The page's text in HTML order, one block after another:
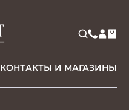
КОНТАКТЫ И МАГАЗИНЫ